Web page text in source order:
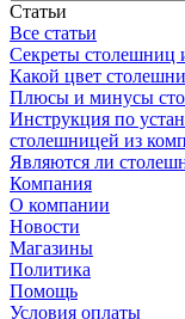
Статьи
Все статьи
Секреты столешниц
Какой цвет
Плюсы и минусы
Инструкция по
столешницей из
Являются ли
Компания
О компании
Новости
Магазины
Политика
Помощь
Условия оплаты